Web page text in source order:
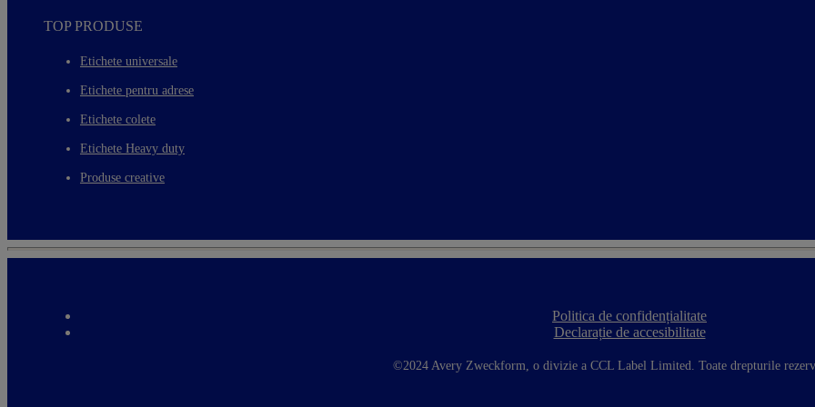
TOP PRODUSE
Etichete universale
Etichete pentru adrese
Etichete colete
Etichete Heavy duty
Produse creative
F
o
t
Politica de confidențialitate
Declarație de accesibilitate
©2024 Avery Zweckform, o divizie a CCL Label Limited. Toate drepturile